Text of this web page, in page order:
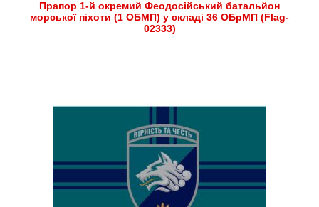
Прапор 1-й окремий Феодосійський батальйон
морської піхоти (1 ОБМП) у складі 36 ОБрМП (Flag-
02333)